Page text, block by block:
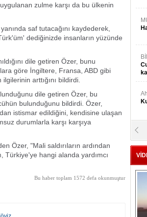
zulme karşı da bu ülkenin
saf tutacağını kaydederek,
dediğinizde insanların yüzünde
dile getiren Özer, bunu
göre İngiltere, Fransa, ABD gibi
arttığını bildirdi.
dile getiren Özer, bu
bulunduğunu bildirdi. Özer,
istismar edildiğini, kendisine ulaşan
durumlarla karşı karşıya
Özer, "Mali saldırıların ardından
Türkiye'ye hangi alanda yardımcı
Bu haber toplam 1572 defa okunmuştur